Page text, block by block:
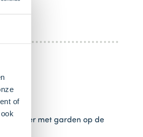
of
mixer met garden op de